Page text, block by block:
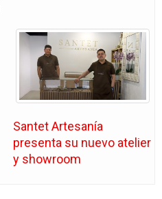
Santet Artesanía
presenta su nuevo atelier
y showroom